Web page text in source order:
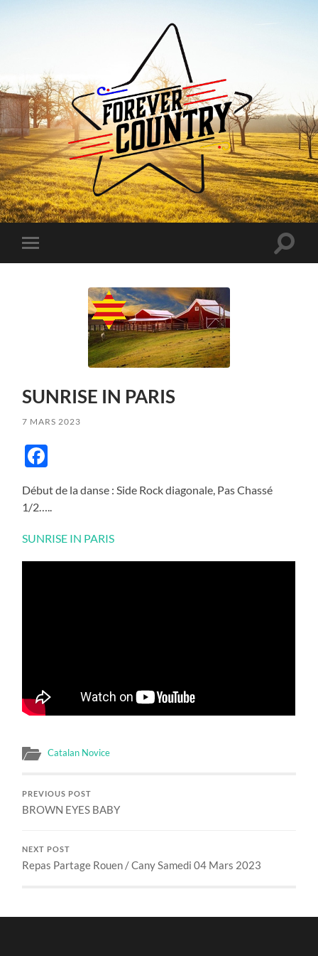
Forever
Country
Toggle
mobile
Toggle
SUNRISE IN PARIS
7 MARS 2023
Début de la danse : Side Rock diagonale, Pas Chassé
1/2…..
SUNRISE IN PARIS
Catalan Novice
PREVIOUS POST
BROWN EYES BABY
NEXT POST
Repas Partage Rouen / Cany Samedi 04 Mars 2023